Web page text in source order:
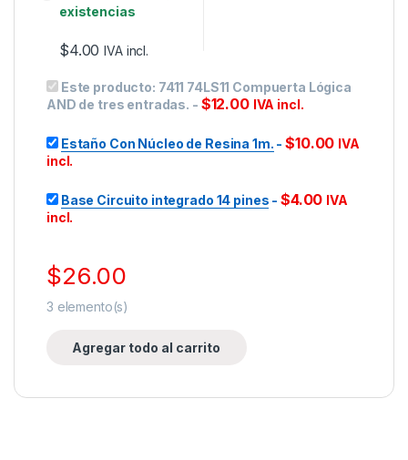
existencias
$4.00 IVA incl.
Este producto: 7411 74LS11 Compuerta Lógica
AND de tres entradas. - $12.00 IVA incl.
Estaño Con Núcleo de Resina 1m. -$10.00 IVA
incl.
Base Circuito integrado 14 pines - $4.00 IVA
incl.
$26.00
3 elemento(s)
Agregar todo al carrito